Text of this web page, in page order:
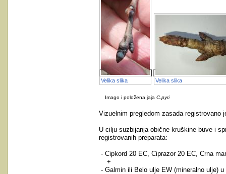
Velika slika Velika slika
Imago i položena jaja C.pyri
Vizuelnim pregledom zasada
U cilju suzbijanja obične kruškine buve i
registrovanih preparata:
- Cipkord 20 EC, Ciprazor 20 EC, Crna
+
- Galmin ili Belo ulje EW (mineralno ulje)